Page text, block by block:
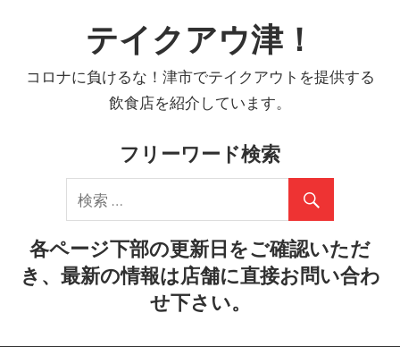
テイクアウ津！
コロナに負けるな！津市でテイクアウトを提供する
飲食店を紹介しています。
フリーワード検索
各ページ下部の更新日をご確認いただ
き、最新の情報は店舗に直接お問い合わ
せ下さい。